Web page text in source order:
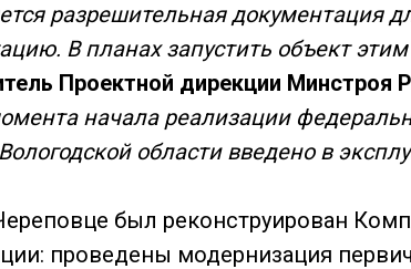
разрешительная документация
В планах запустить объект
Проектной дирекции Минстроя
начала реализации
области введено в
был реконструирован
проведены модернизация